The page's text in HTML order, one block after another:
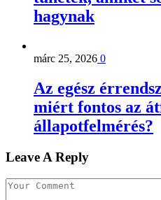
hagynak
márc 25, 2026 0
Az egész
miért fontos az
állapotfelmérés?
Leave A Reply